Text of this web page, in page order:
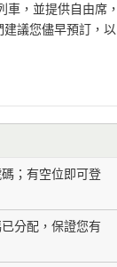
，並提供自由席，
議您儘早預訂，以
；有空位即可登
分配，保證您有